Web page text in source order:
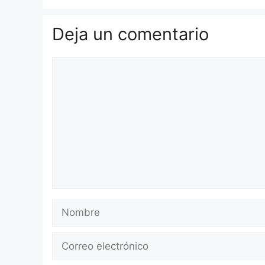
Deja un comentario
electrónico